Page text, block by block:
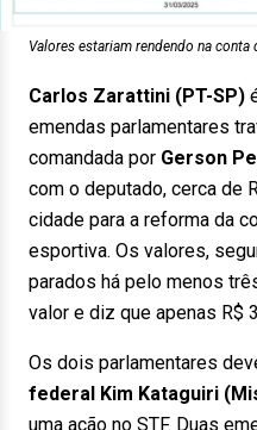
Valores estariam rendendo na conta
Carlos Zarattini (PT-SP)
emendas parlamentares
comandada por Gerson
com o deputado, cerca de
cidade para a reforma da
esportiva. Os valores,
parados há pelo menos
valor e diz que apenas R$
Os dois parlamentares
federal Kim Kataguiri
uma ação no STF. Duas